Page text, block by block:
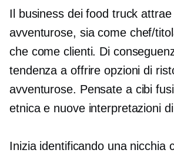
Il business dei food truck
avventurose, sia come chef/
che come clienti. Di
tendenza a offrire opzioni di
avventurose. Pensate a cibi
etnica e nuove interpretazioni
Inizia identificando una nicchia